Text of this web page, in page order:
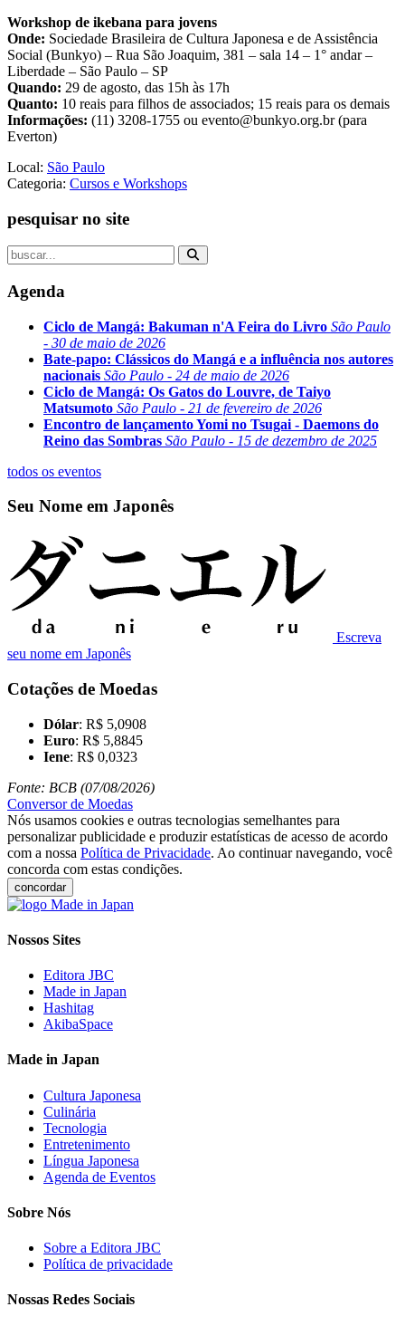
Workshop de ikebana para jovens
Onde: Sociedade Brasileira de Cultura Japonesa e de Assistência
Social (Bunkyo) – Rua São Joaquim, 381 – sala 14 – 1° andar –
Liberdade – São Paulo – SP
Quando: 29 de agosto, das 15h às 17h
Quanto: 10 reais para filhos de associados; 15 reais para os demais
Informações: (11) 3208-1755 ou evento@bunkyo.org.br (para
Everton)
Local: São Paulo
Categoria: Cursos e Workshops
pesquisar no site
Agenda
Ciclo de Mangá: Bakuman n'A Feira do Livro São Paulo
- 30 de maio de 2026
Bate-papo: Clássicos do Mangá e a influência nos autores
nacionais São Paulo - 24 de maio de 2026
Ciclo de Mangá: Os Gatos do Louvre, de Taiyo
Matsumoto São Paulo - 21 de fevereiro de 2026
Encontro de lançamento Yomi no Tsugai - Daemons do
Reino das Sombras São Paulo - 15 de dezembro de 2025
todos os eventos
Seu Nome em Japonês
Escreva
seu nome em Japonês
Cotações de Moedas
Dólar: R$ 5,0908
Euro: R$ 5,8845
Iene: R$ 0,0323
Fonte: BCB (07/08/2026)
Conversor de Moedas
Nós usamos cookies e outras tecnologias semelhantes para
personalizar publicidade e produzir estatísticas de acesso de acordo
com a nossa Política de Privacidade. Ao continuar navegando, você
concorda com estas condições.
concordar
Nossos Sites
Editora JBC
Made in Japan
Hashitag
AkibaSpace
Made in Japan
Cultura Japonesa
Culinária
Tecnologia
Entretenimento
Língua Japonesa
Agenda de Eventos
Sobre Nós
Sobre a Editora JBC
Política de privacidade
Nossas Redes Sociais